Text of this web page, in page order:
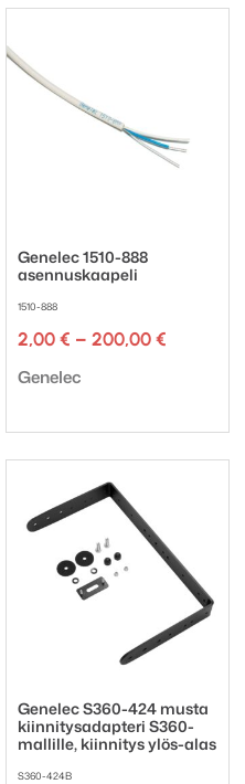
Genelec 1510-888
asennuskaapeli
1510-888
2,00 € – 200,00 €
Tuotemerkki:
Genelec
Genelec S360-424 musta
kiinnitysadapteri S360-
mallille, kiinnitys ylös-alas
S360-424B